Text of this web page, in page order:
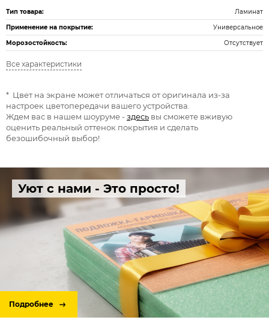
Тип товара:
Ламинат
Применение на покрытие:
Универсальное
Морозостойкость:
Отсутствует
Все характеристики
* Цвет на экране может отличаться от оригинала из-за
настроек цветопередачи вашего устройства.
Ждем вас в нашем шоуруме -здесь вы сможете вживую
оценить реальный оттенок покрытия и сделать
безошибочный выбор!
Уют с нами - Это просто!
Подробнее